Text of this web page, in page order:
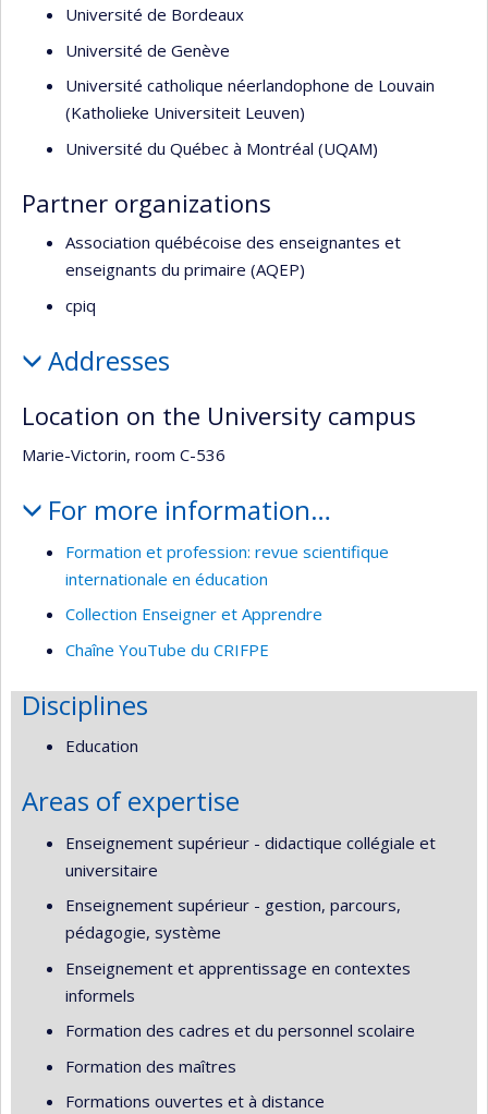
Université de Bordeaux
Université de Genève
Université catholique néerlandophone de Louvain
(Katholieke Universiteit Leuven)
Université du Québec à Montréal (UQAM)
Partner organizations
Association québécoise des enseignantes et
enseignants du primaire (AQEP)
cpiq
Addresses
Location on the University campus
Marie-Victorin, room C-536
For more information…
Formation et profession: revue scientifique
internationale en éducation
Collection Enseigner et Apprendre
Chaîne YouTube du CRIFPE
Disciplines
Education
Areas of expertise
Enseignement supérieur - didactique collégiale et
universitaire
Enseignement supérieur - gestion, parcours,
pédagogie, système
Enseignement et apprentissage en contextes
informels
Formation des cadres et du personnel scolaire
Formation des maîtres
Formations ouvertes et à distance